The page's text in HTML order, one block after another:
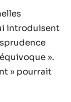
introduisent
».
» pourrait